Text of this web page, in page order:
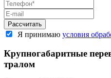
Я принимаю условия
Крупногабаритные
тралом